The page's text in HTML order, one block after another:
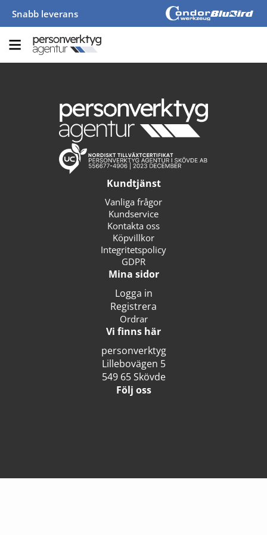
Snabb leverans
Kundtjänst
Vanliga frågor
Kundservice
Kontakta oss
Köpvillkor
Integritetspolicy
GDPR
Mina sidor
Logga in
Registrera
Ordrar
Vi finns här
personverktyg
Lillebovägen 5
549 65 Skövde
Följ oss